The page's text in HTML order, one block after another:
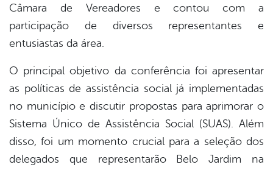
Câmara de Vereadores e contou com a
participação de diversos representantes e
entusiastas da área.
O principal objetivo da conferência foi apresentar
as políticas de assistência social já implementadas
no município e discutir propostas para aprimorar o
Sistema Único de Assistência Social (SUAS). Além
disso, foi um momento crucial para a seleção dos
delegados que representarão Belo Jardim na